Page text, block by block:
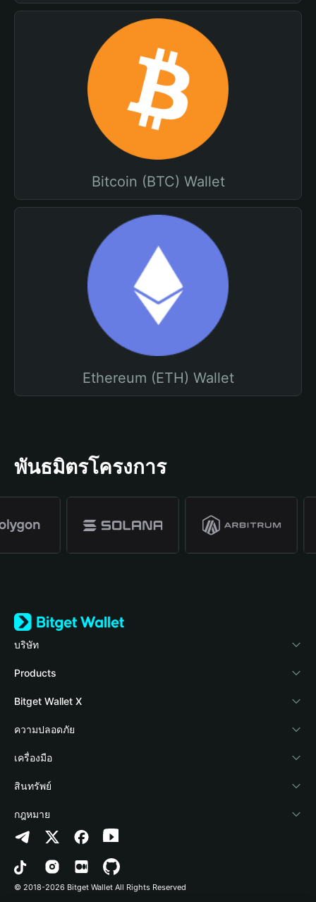
Bitcoin (BTC) Wallet
Ethereum (ETH) Wallet
พันธมิตรโครงการ
บริษัท
เกี่ยวกับ Bitget Wallet
Blog
Academy
ข่าวสารด้านคริปโต
ศูนย์ช่วยเหลือ
ติดต่อเรา
ทรัพยากรข้อมูลของแบรนด์
อาชีพ
Products
Crypto Card
Stablecoin Earn
Payfi Crypto
Crypto Swap API
Altcoin Season Index
Prediction Markets
DApp
Bitget Wallet X
นักพัฒนา
เชื่อมต่อ Wallet
Bitget Wallet Pay
ลิสต์โปรเจกต์
ความปลอดภัย
Protection Fund
เทคโนโลยีความปลอดภัย
เครื่องมือ
ซื้อคริปโต
การตรวจจับการอนุญาต
การตรวจจับสัญญา
การโอนเป็นชุด
สินทรัพย์
Arbitrum
Avalanche
Bitcoin
กฎหมาย
นโยบายความเป็นส่วนตัว
ข้อตกลงในการใช้บริการ
© 2018-2026 Bitget Wallet All Rights Reserved